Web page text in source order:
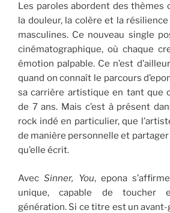
Les paroles abordent des thèmes
la douleur, la colère et la
masculines. Ce nouveau single
cinématographique, où chaque
émotion palpable. Ce n’est
quand on connaît le parcours
sa carrière artistique en tant que
de 7 ans. Mais c’est à présent
rock indé en particulier, que
de manière personnelle et
qu’elle écrit.
AvecSinner, You, epona
unique, capable de toucher
génération. Si ce titre est un